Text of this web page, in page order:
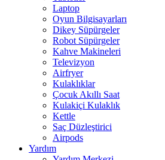
Laptop
Oyun Bilgisayarları
Dikey Süpürgeler
Robot Süpürgeler
Kahve Makineleri
Televizyon
Airfryer
Kulaklıklar
Çocuk Akıllı Saat
Kulakiçi Kulaklık
Kettle
Saç Düzleştirici
Airpods
Yardım